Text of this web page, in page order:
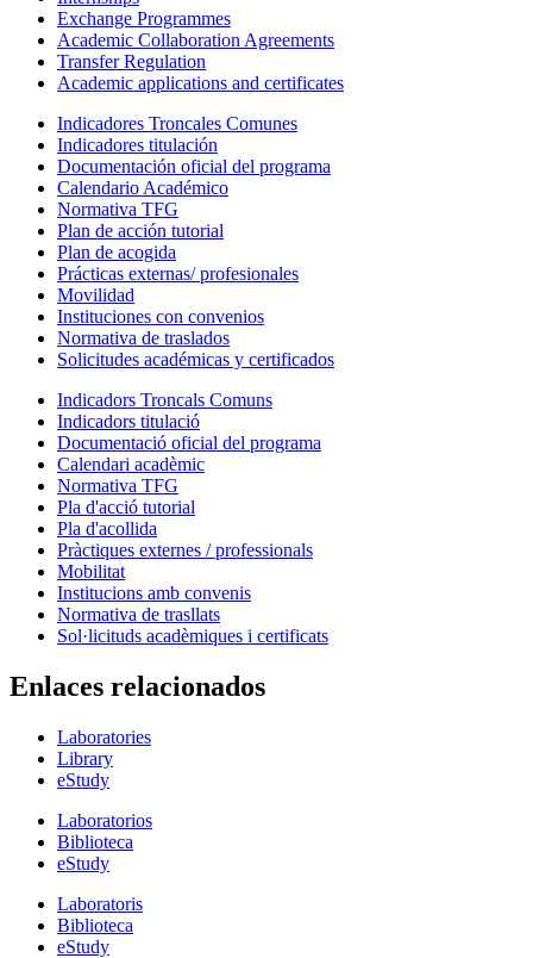
Exchange Programmes
Academic Collaboration Agreements
Transfer Regulation
Academic applications and certificates
Indicadores Troncales Comunes
Indicadores titulación
Documentación oficial del programa
Calendario Académico
Normativa TFG
Plan de acción tutorial
Plan de acogida
Prácticas externas/ profesionales
Movilidad
Instituciones con convenios
Normativa de traslados
Solicitudes académicas y certificados
Indicadors Troncals Comuns
Indicadors titulació
Documentació oficial del programa
Calendari acadèmic
Normativa TFG
Pla d'acció tutorial
Pla d'acollida
Pràctiques externes / professionals
Mobilitat
Institucions amb convenis
Normativa de trasllats
Sol·licituds acadèmiques i certificats
Enlaces relacionados
Laboratories
Library
eStudy
Laboratorios
Biblioteca
eStudy
Laboratoris
Biblioteca
eStudy